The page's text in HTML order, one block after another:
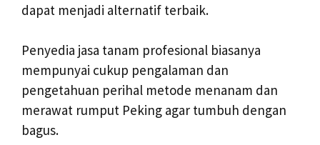
dapat menjadi alternatif terbaik.
Penyedia jasa tanam profesional biasanya
mempunyai cukup pengalaman dan
pengetahuan perihal metode menanam dan
merawat rumput Peking agar tumbuh dengan
bagus.